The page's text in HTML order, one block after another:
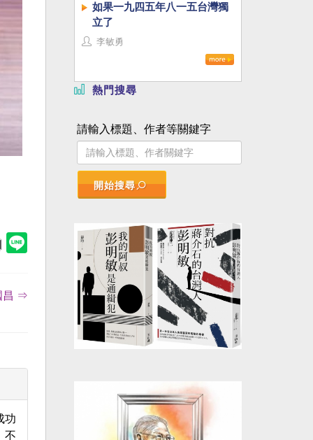
昌 ⇒
功
不
如果一九四五年八一五台灣獨
立了
李敏勇
熱門搜尋
請輸入標題、作者等關鍵字
開始搜尋